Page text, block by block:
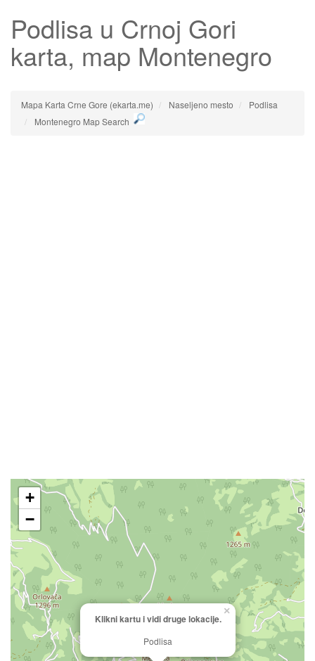
Podlisa u Crnoj Gori
karta, map Montenegro
Mapa Karta Crne Gore (ekarta.me) Naseljeno mesto
Podlisa
Montenegro Map Search
Klikni kartu i vidi druge lokacije.
Podlisa
×
+
−